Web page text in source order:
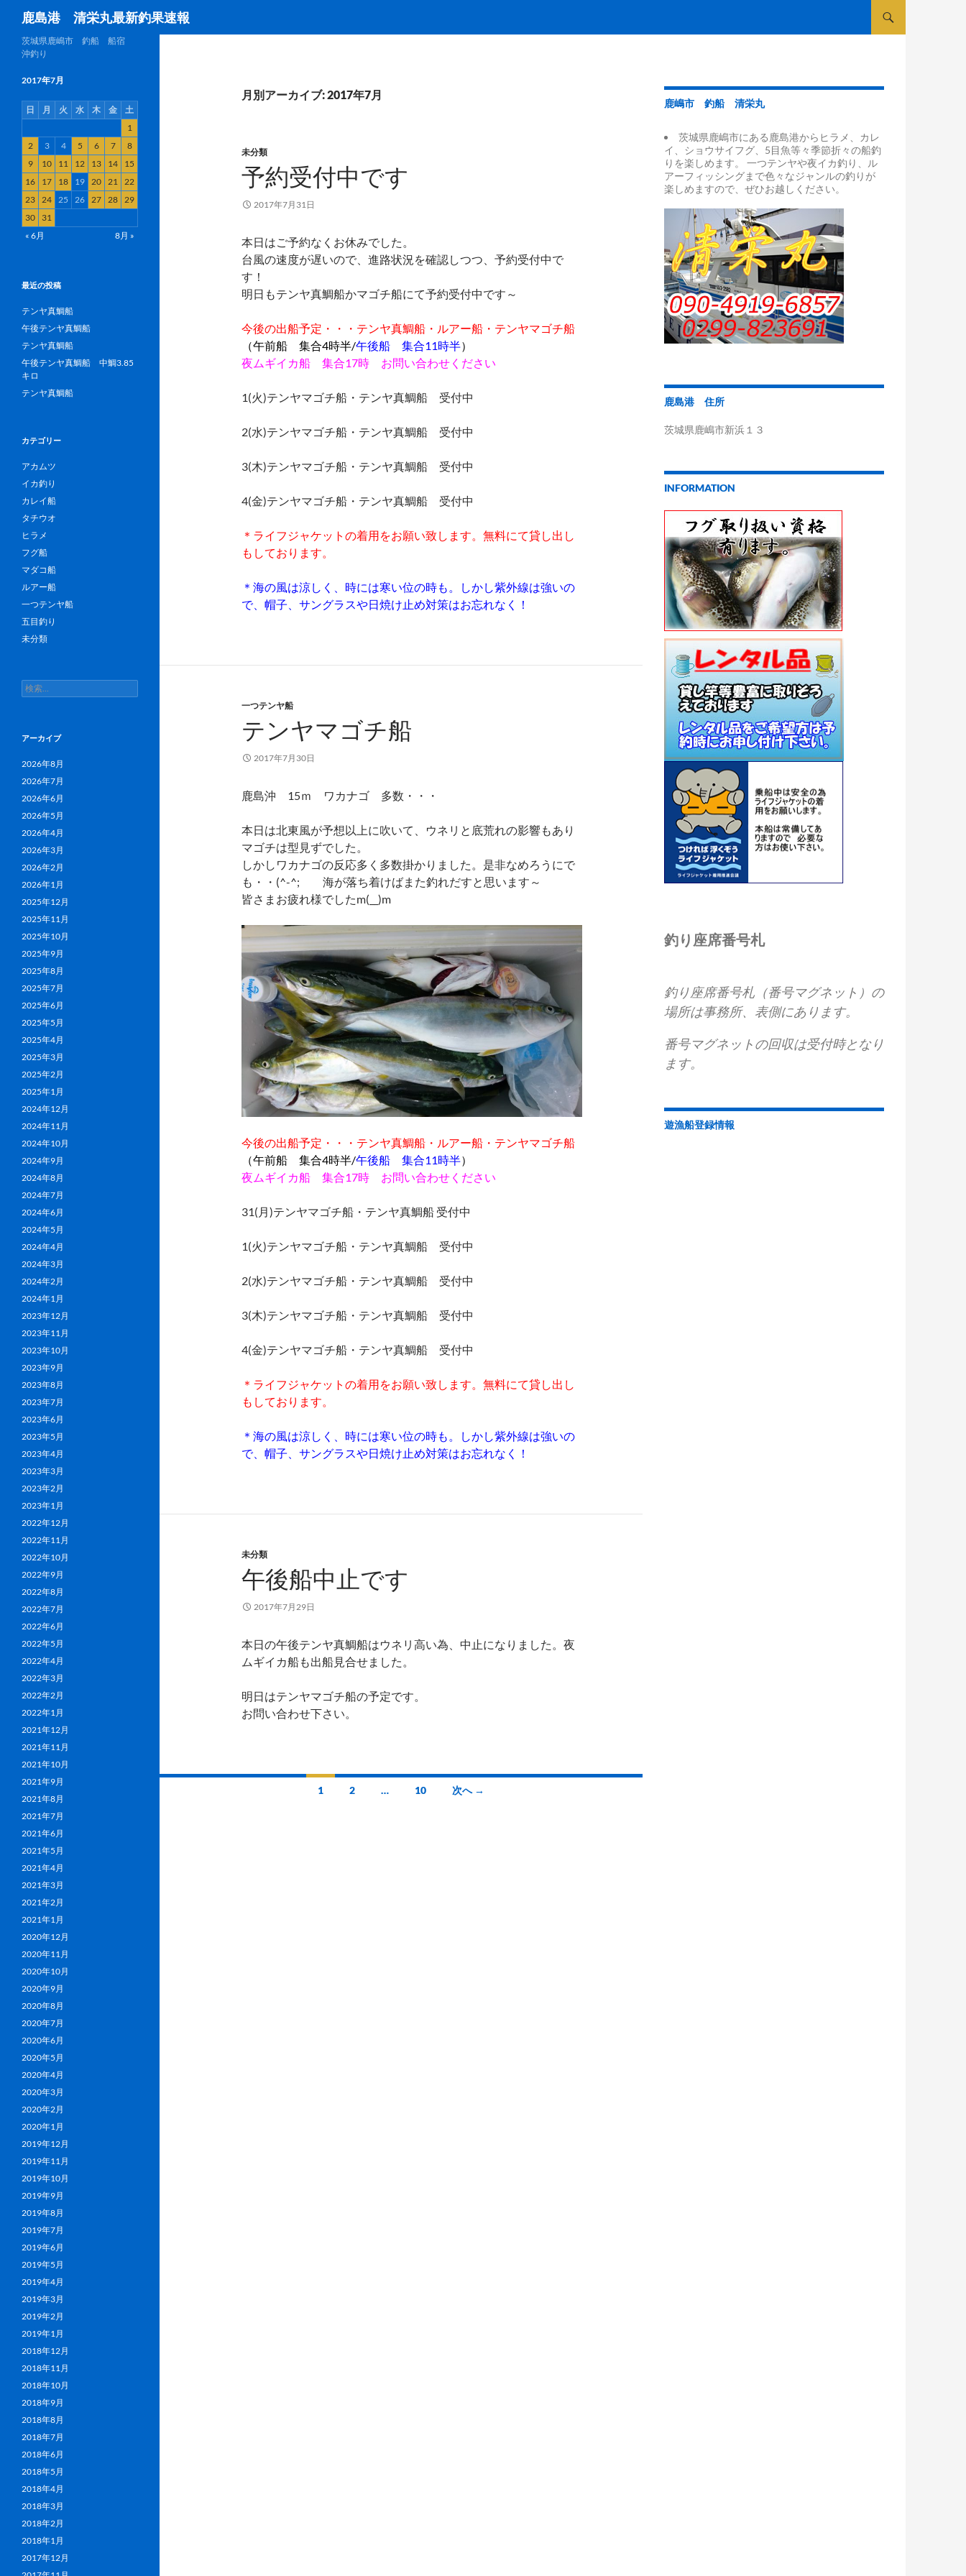
鹿島港 清栄丸最新釣果速報
月別アーカイブ: 2017年7月
未分類
予約受付中です
2017年7月31日
本日はご予約なくお休みでした。
台風の速度が遅いので、進路状況を確認しつつ、予約受付中で
す！
明日もテンヤ真鯛船かマゴチ船にて予約受付中です～
今後の出船予定・・・ テンヤ真鯛船・ルアー船・テンヤマゴチ船
（午前船 集合4時半/午後船 集合11時半）
夜ムギイカ船 集合17時 お問い合わせください
1(火)テンヤマゴチ船・テンヤ真鯛船 受付中
2(水)テンヤマゴチ船・テンヤ真鯛船 受付中
3(木)テンヤマゴチ船・テンヤ真鯛船 受付中
4(金)テンヤマゴチ船・テンヤ真鯛船 受付中
＊ライフジャケットの着用をお願い致します。無料にて貸し出し
もしております。
＊海の風は涼しく、時には寒い位の時も。しかし紫外線は強いの
で、帽子、サングラスや日焼け止め対策はお忘れなく！
一つテンヤ船
テンヤマゴチ船
2017年7月30日
鹿島沖 15ｍ ワカナゴ 多数・・・
本日は北東風が予想以上に吹いて、ウネリと底荒れの影響もあり
マゴチは型見ずでした。
しかしワカナゴの反応多く多数掛かりました。是非なめろうにで
も・・(^-^; 海が落ち着けばまた釣れだすと思います～
皆さまお疲れ様でしたm(__)m
今後の出船予定・・・ テンヤ真鯛船・ルアー船・テンヤマゴチ船
（午前船 集合4時半/午後船 集合11時半）
夜ムギイカ船 集合17時 お問い合わせください
31(月)テンヤマゴチ船・テンヤ真鯛船 受付中
1(火)テンヤマゴチ船・テンヤ真鯛船 受付中
2(水)テンヤマゴチ船・テンヤ真鯛船 受付中
3(木)テンヤマゴチ船・テンヤ真鯛船 受付中
4(金)テンヤマゴチ船・テンヤ真鯛船 受付中
＊ライフジャケットの着用をお願い致します。無料にて貸し出し
もしております。
＊海の風は涼しく、時には寒い位の時も。しかし紫外線は強いの
で、帽子、サングラスや日焼け止め対策はお忘れなく！
未分類
午後船中止です
2017年7月29日
本日の午後テンヤ真鯛船はウネリ高い為、中止になりました。夜
ムギイカ船も出船見合せました。
明日はテンヤマゴチ船の予定です。
お問い合わせ下さい。
1 2 … 10 次へ →
鹿嶋市 釣船 清栄丸
茨城県鹿嶋市にある鹿島港からヒラメ、カレ
イ、ショウサイフグ、5目魚等々季節折々の船釣
りを楽しめます。 一つテンヤや夜イカ釣り、ル
アーフィッシングまで色々なジャンルの釣りが
楽しめますので、ぜひお越しください。
鹿島港 住所
茨城県鹿嶋市新浜１３
INFORMATION
釣り座席番号札
釣り座席番号札（番号マグネット）の
場所は事務所、表側にあります。
番号マグネットの回収は受付時となり
ます。
遊漁船登録情報
茨城県鹿嶋市 釣船 船宿
沖釣り
2017年7月
日 月 火 水 木 金
土
1
2
3 4 5 6 7
8
9
10 11 12 13 14
15
16
17 18 19 20 21 22
23 24 25 26 27 28 29
30
31
« 6月
8月 »
最近の投稿
テンヤ真鯛船
午後テンヤ真鯛船
テンヤ真鯛船
午後テンヤ真鯛船 中鯛3.85
キロ
テンヤ真鯛船
カテゴリー
アカムツ
イカ釣り
カレイ船
タチウオ
ヒラメ
フグ船
マダコ船
ルアー船
一つテンヤ船
五目釣り
未分類
検
索:
アーカイブ
2026年8月
2026年7月
2026年6月
2026年5月
2026年4月
2026年3月
2026年2月
2026年1月
2025年12月
2025年11月
2025年10月
2025年9月
2025年8月
2025年7月
2025年6月
2025年5月
2025年4月
2025年3月
2025年2月
2025年1月
2024年12月
2024年11月
2024年10月
2024年9月
2024年8月
2024年7月
2024年6月
2024年5月
2024年4月
2024年3月
2024年2月
2024年1月
2023年12月
2023年11月
2023年10月
2023年9月
2023年8月
2023年7月
2023年6月
2023年5月
2023年4月
2023年3月
2023年2月
2023年1月
2022年12月
2022年11月
2022年10月
2022年9月
2022年8月
2022年7月
2022年6月
2022年5月
2022年4月
2022年3月
2022年2月
2022年1月
2021年12月
2021年11月
2021年10月
2021年9月
2021年8月
2021年7月
2021年6月
2021年5月
2021年4月
2021年3月
2021年2月
2021年1月
2020年12月
2020年11月
2020年10月
2020年9月
2020年8月
2020年7月
2020年6月
2020年5月
2020年4月
2020年3月
2020年2月
2020年1月
2019年12月
2019年11月
2019年10月
2019年9月
2019年8月
2019年7月
2019年6月
2019年5月
2019年4月
2019年3月
2019年2月
2019年1月
2018年12月
2018年11月
2018年10月
2018年9月
2018年8月
2018年7月
2018年6月
2018年5月
2018年4月
2018年3月
2018年2月
2018年1月
2017年12月